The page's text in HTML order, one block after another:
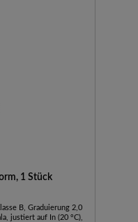
1 Stück
B, Graduierung 2,0
justiert auf In (20 °C),